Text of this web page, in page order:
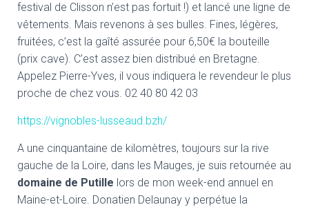
festival de Clisson n’est pas fortuit !) et lancé une ligne de
vêtements. Mais revenons à ses bulles. Fines, légères,
fruitées, c’est la gaîté assurée pour 6,50€ la bouteille
(prix cave). C’est assez bien distribué en Bretagne.
Appelez Pierre-Yves, il vous indiquera le revendeur le plus
proche de chez vous. 02 40 80 42 03
https://vignobles-lusseaud.bzh/
A une cinquantaine de kilomètres, toujours sur la rive
gauche de la Loire, dans les Mauges, je suis retournée au
domaine de Putille lors de mon week-end annuel en
Maine-et-Loire. Donatien Delaunay y perpétue la